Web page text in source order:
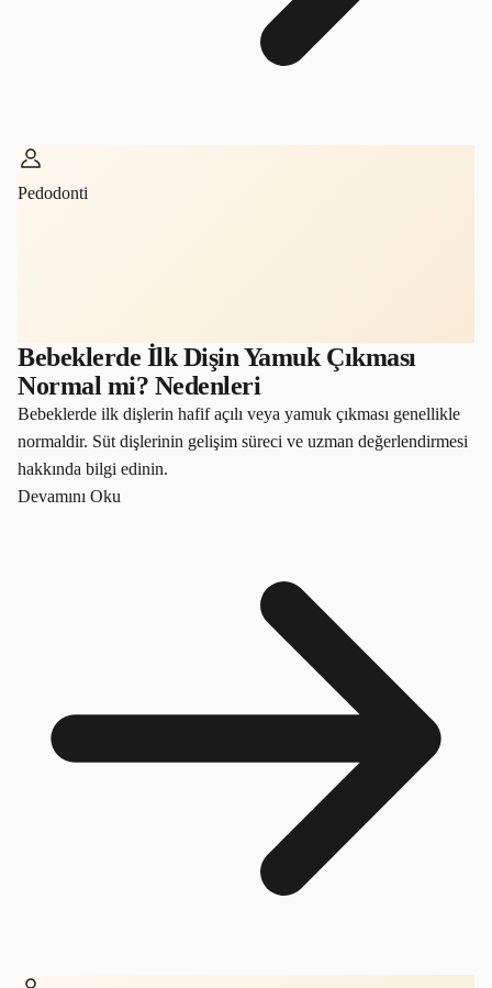
Pedodonti
Bebeklerde İlk Dişin Yamuk Çıkması
Normal mi? Nedenleri
Bebeklerde ilk dişlerin hafif açılı veya yamuk çıkması genellikle
normaldir. Süt dişlerinin gelişim süreci ve uzman değerlendirmesi
hakkında bilgi edinin.
Devamını Oku